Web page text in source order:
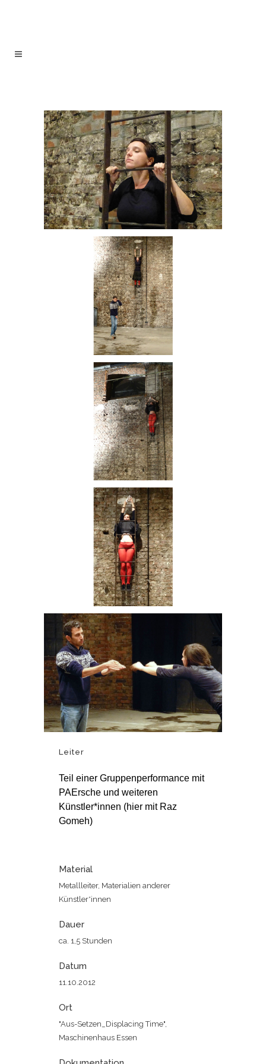
Leiter
Teil einer Gruppenperformance mit
PAErsche und weiteren
Künstler*innen (hier mit Raz
Gomeh)
Material
Metallleiter, Materialien anderer
Künstler*innen
Dauer
ca. 1,5 Stunden
Datum
11.10.2012
Ort
"Aus-Setzen_Displacing Time",
Maschinenhaus Essen